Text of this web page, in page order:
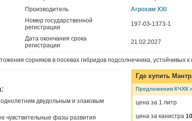
Производитель
Агрохим XXI
Номер государственной
регистрации
197-03-1373-1
Дата окончания срока
регистрации
21.02.2027
сорняков в посевах гибридов подсолнечника, устойчивых
Где купить
Предложения КЧХК
цена за 1 литр
цена за канистра 10
двудольным и злаковым
чувствительные фазы развития